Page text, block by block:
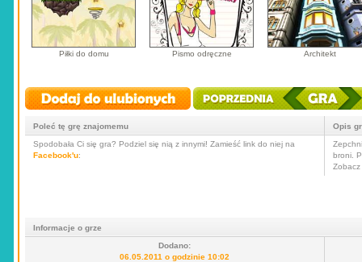
Piłki do domu Pismo odręczne Architekt
Poleć tę grę znajomemu
Spodobała Ci się gra? Podziel się nią z innymi! Zamieść link do niej na
Facebook'u:
Opis
broni.
Informacje o grze
Dodano:
06.05.2011 o godzinie 10:02